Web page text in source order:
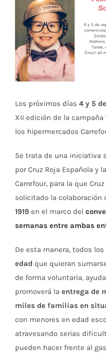
más
grande
Los próximos días 4 y 5
XII edición de la campaña
los hipermercados
Se trata de una iniciativa
por Cruz Roja Española y
Carrefour, para la que
solicitado la colaboración
1919 en el marco del
semanas entre ambas
De esta manera, todos los
edad que quieran
de forma voluntaria,
promoverá la entrega de
miles de familias en
con menores en edad
atravesando serias
pueden hacer frente al